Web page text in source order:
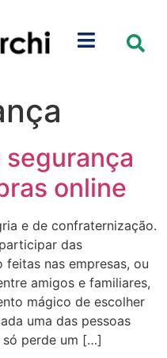
segurança
online
e de confraternização.
das
nas empresas, ou
amigos e familiares,
mágico de escolher
uma das pessoas
só perde um […]